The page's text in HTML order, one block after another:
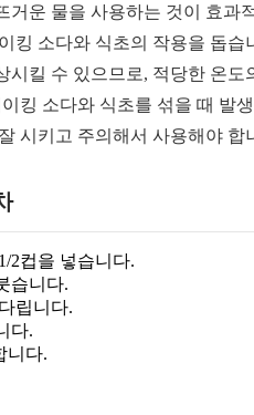
거운 물을 사용하는 것이 효과
킹 소다와 식초의 작용을 돕습
시킬 수 있으므로, 적당한 온도
킹 소다와 식초를 섞을 때 발
시키고 주의해서 사용해야 합
2컵을 넣습니다.
습니다.
립니다.
다.
니다.